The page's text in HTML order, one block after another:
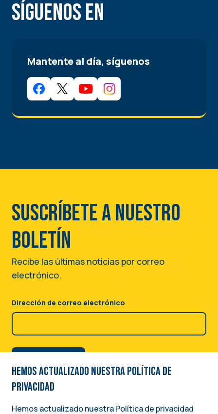
Síguenos en
Mantente al día, síguenos
Suscríbete a nuestro
boletín
Recibe las últimas noticias por correo
electrónico.
Dirección de correo electrónico
Hemos actualizado nuestra Política de
privacidad
Hemos actualizado nuestra Política de privacidad